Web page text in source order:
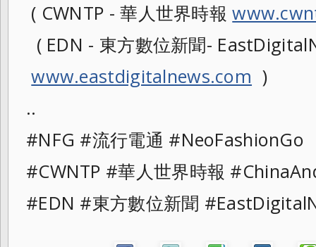
( CWNTP - 華人世界時報
( EDN - 東方數位新聞-
www.eastdigitalnews.com )
..
#NFG #流行電通
#CWNTP #華人世界時報
#EDN #東方數位新聞